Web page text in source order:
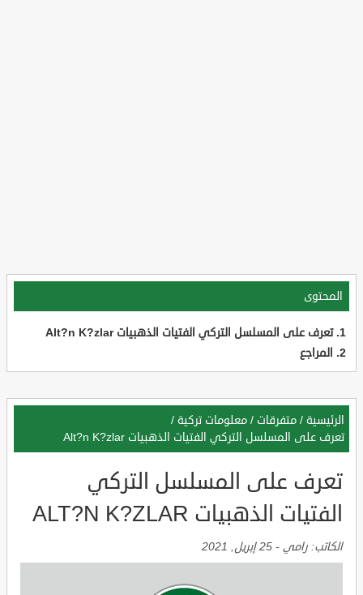
المحتوى
تعرف على المسلسل التركي الفتيات الذهبيات Alt?n K?zlar
المراجع
الرئيسية / متفرقات / معلومات تركية /
تعرف على المسلسل التركي الفتيات الذهبيات Alt?n K?zlar
تعرف على المسلسل التركي
الفتيات الذهبيات ALT?N K?ZLAR
الكاتب: رامي - 25 إبريل, 2021